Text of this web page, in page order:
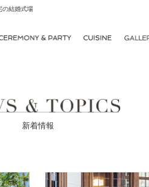
の結婚式場
新着情報